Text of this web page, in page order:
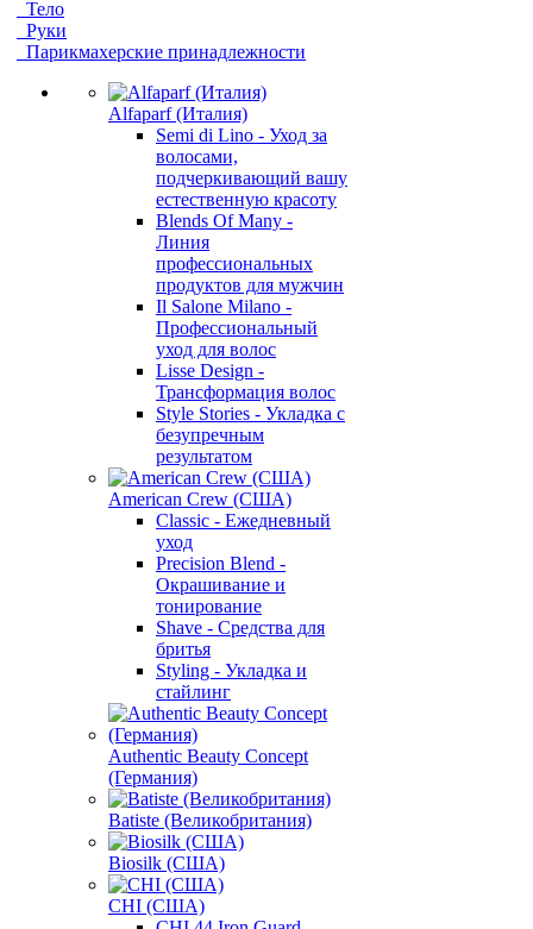
Тело
Руки
Парикмахерские принадлежности
Alfaparf (Италия)
Semi di Lino - Уход за
волосами,
подчеркивающий вашу
естественную красоту
Blends Of Many -
Линия
профессиональных
продуктов для мужчин
Il Salone Milano -
Профессиональный
уход для волос
Lisse Design -
Трансформация волос
Style Stories - Укладка с
безупречным
результатом
American Crew (США)
Classic - Ежедневный
уход
Precision Blend -
Окрашивание и
тонирование
Shave - Средства для
бритья
Styling - Укладка и
стайлинг
Authentic Beauty Concept
(Германия)
Batiste (Великобритания)
Biosilk (США)
CHI (США)